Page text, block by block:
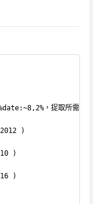
，捉取所需的
)
10 )
16 )